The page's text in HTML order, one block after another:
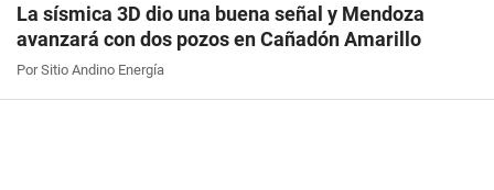
La sísmica 3D dio una buena señal y Mendoza
avanzará con dos pozos en Cañadón Amarillo
Por Sitio Andino Energía